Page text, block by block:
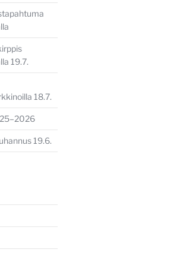
19.7.
18.7.
19.6.